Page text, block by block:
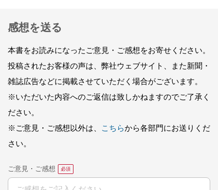
感想を送る
本書をお読みになったご意見・ご感想をお寄せください。
投稿されたお客様の声は、弊社ウェブサイト、また新聞・
雑誌広告などに掲載させていただく場合がございます。
※いただいた内容へのご返信は致しかねますのでご了承く
ださい。
※ご意見・ご感想以外は、
こちらから各部門にお送りくだ
さい。
ご意見・ご感想